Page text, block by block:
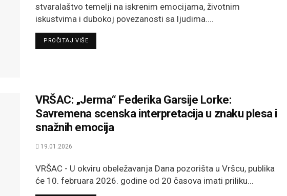
stvaralaštvo temelji na iskrenim emocijama, životnim
iskustvima i dubokoj povezanosti sa ljudima....
PROČITAJ VIŠEDETAILS
VRŠAC: „Jerma“ Federika Garsije Lorke:
Savremena scenska interpretacija u znaku plesa i
snažnih emocija
19.01.2026
VRŠAC - U okviru obeležavanja Dana pozorišta u Vršcu, publika
će 10. februara 2026. godine od 20 časova imati priliku...